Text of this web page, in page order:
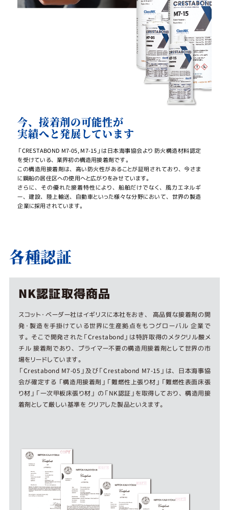
今、接着剤の可能性が
実績へと発展しています
「CRESTABOND M7-05, M7-15」は日本海事協会より 防火構造材料認定
を受けている、業界初の構造用接着剤です。
この構造用接着剤は、高い防火性があることが証明されており、今さま
に鋼船の居住区への使用へと広がりをみせています。
さらに、その優れた接着特性により、船舶だけでなく、風力エネルギ
ー、建設、陸上輸送、自動車といった様々な分野において、世界の製造
企業に採用されています。
各種認証
NK認証取得商品
スコット・ベーダー社はイギリスに本社をおき、 高品質な接着剤の開
発・製造を手掛けている世界に生産拠点をもつグローバル 企業で
す。そこで開発された「Crestabond」は特許取得のメタクリル酸メ
チル 接着剤であり、プライマー不要の構造用接着剤として世界の市
場をリードしています。
「Crestabond M7-05」及び「Crestabond M7-15」は、日本海事協
会が確定する 「構造用接着剤」「難燃性上張り材」「難燃性表面床張
り材」「一次甲板床張り材」 の「NK認証」を取得しており、構造用接
着剤として厳しい基準を クリアした製品といえます。